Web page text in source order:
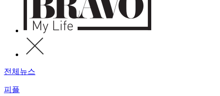
전체뉴스
피플